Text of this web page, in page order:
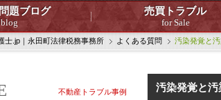
題ブログ
blog
売買トラブル
for Sale
士.jp｜永田町法律税務事務所 よくある質問 汚染発覚と
汚染発覚と
不動産トラブル事例